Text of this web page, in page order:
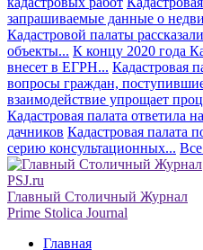
запрашиваемые данные о
Кадастровой палаты
объекты... К концу 2020 года
внесет в ЕГРН... Кадастровая
вопросы граждан,
взаимодействие упрощает
Кадастровая палата ответила
дачников Кадастровая палата
серию консультационных...
PSJ.ru
Главный Столичный Журнал
Prime Stolica Journal
Главная